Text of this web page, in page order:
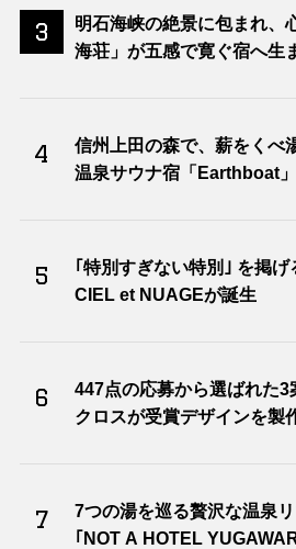
3
明石海峡の絶景に包まれ、
海荘」が五感で寛ぐ宿へ生
4
信州上田の森で、薪をくべ
温泉サウナ宿「Earthboat
5
｢特別すぎない特別｣ を掲げ
CIEL et NUAGEが誕生
6
447点の応募から選ばれた
クロスが受賞デザインを製
7
7つの湯を巡る贅沢な温泉
｢NOT A HOTEL